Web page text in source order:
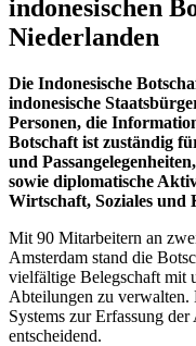
indonesischen
Niederlanden
Die Indonesische
indonesische
Personen, die
Botschaft ist zuständig
und
sowie diplomatische
Wirtschaft, Soziales und
Mit 90 Mitarbeitern an
Amsterdam stand die
vielfältige Belegschaft mit
Abteilungen zu
Systems zur Erfassung
entscheidend.